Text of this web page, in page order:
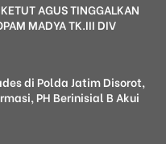
AGUS TINGGALKAN
MADYA TK.III DIV
di Polda Jatim Disorot,
PH Berinisial B Akui